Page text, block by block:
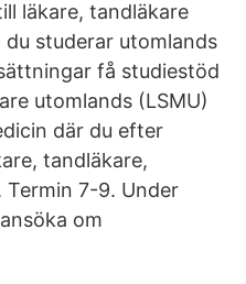
läkare, tandläkare
studerar utomlands
få studiestöd
utomlands (LSMU)
där du efter
tandläkare,
Termin 7-9. Under
om